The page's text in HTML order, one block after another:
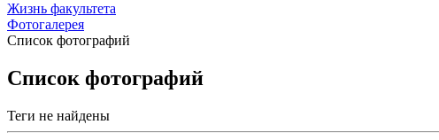
Жизнь факультета
Фотогалерея
Список фотографий
Список фотографий
Теги не найдены